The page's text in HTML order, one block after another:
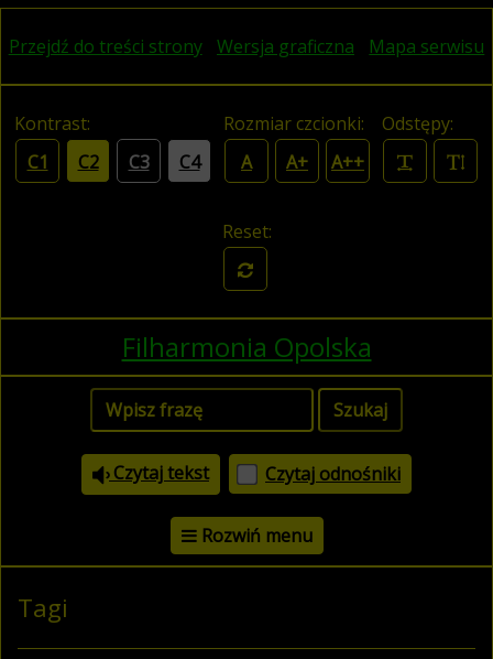
Przejdź do treści strony Wersja graficzna Mapa serwisu
Kontrast:
C1
C2 C3 C4
Rozmiar czcionki:
A
A+ A++
Odstępy:
Reset:
Filharmonia Opolska
Czytaj tekst Czytaj odnośniki
Rozwiń menu
Tagi